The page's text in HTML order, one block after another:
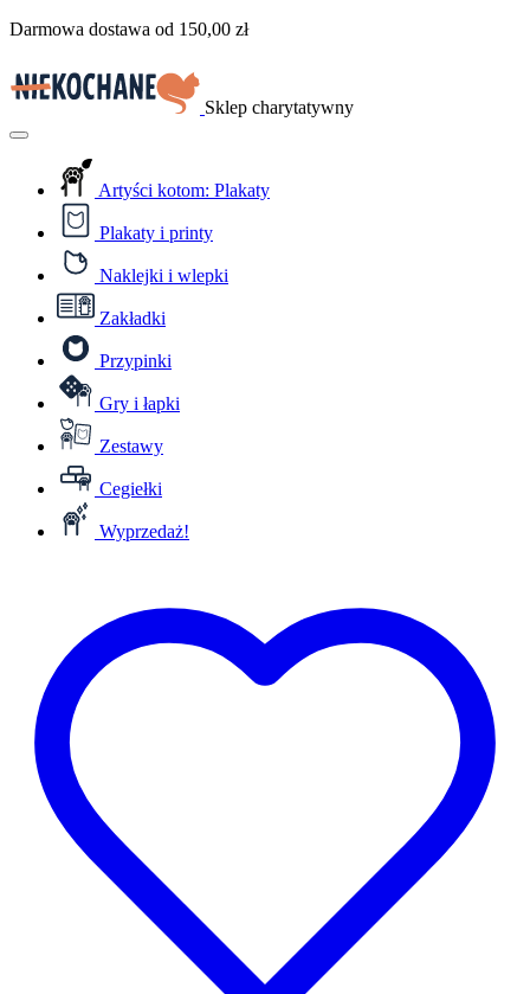
Przejdź
treści
Darmowa dostawa od 150,00 zł
Sklep charytatywny
Menu
Artyści kotom: Plakaty
Plakaty i printy
Naklejki i wlepki
Zakładki
Przypinki
Gry i łapki
Zestawy
Cegiełki
Wyprzedaż!